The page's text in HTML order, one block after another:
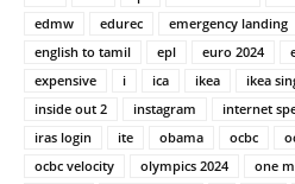
edmw
edurec emergency landing
english to tamil
epl euro 2024
expensive
i ica ikea ikea
inside out 2
instagram internet
iras login
ite obama ocbc
ocbc velocity
olympics 2024 one